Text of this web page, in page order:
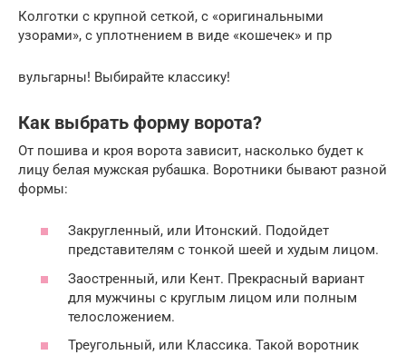
Колготки с крупной сеткой, с «оригинальными
узорами», с уплотнением в виде «кошечек» и пр
вульгарны! Выбирайте классику!
Как выбрать форму ворота?
От пошива и кроя ворота зависит, насколько будет к
лицу белая мужская рубашка. Воротники бывают разной
формы:
Закругленный, или Итонский. Подойдет
представителям с тонкой шеей и худым лицом.
Заостренный, или Кент. Прекрасный вариант
для мужчины с круглым лицом или полным
телосложением.
Треугольный, или Классика. Такой воротник